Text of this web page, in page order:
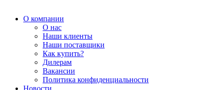
О компании
О нас
Наши клиенты
Наши поставщики
Как купить?
Дилерам
Вакансии
Политика конфиденциальности
Новости